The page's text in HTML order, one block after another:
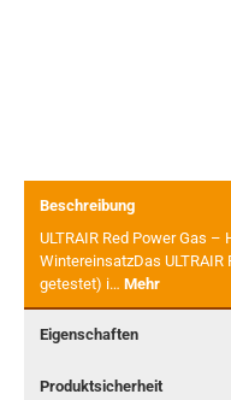
Beschreibung
ULTRAIR Red Power Gas
WintereinsatzDas ULTRAIR
getestet) i… Mehr
Eigenschaften
Produktsicherheit